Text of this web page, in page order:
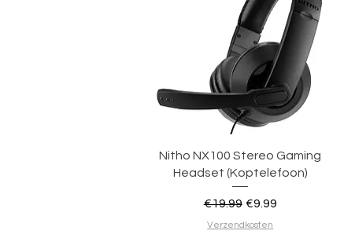
Quick View
Nitho NX100 Stereo Gaming
Headset (Koptelefoon)
Regular Price
€19.99 Sale Price
€9.99
Verzendkosten